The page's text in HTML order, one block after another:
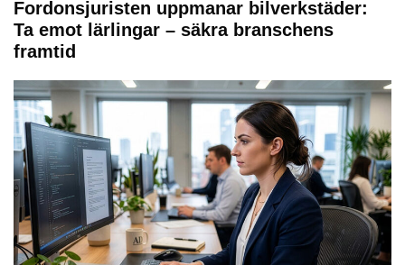
Fordonsjuristen uppmanar bilverkstäder:
Ta emot lärlingar – säkra branschens
framtid